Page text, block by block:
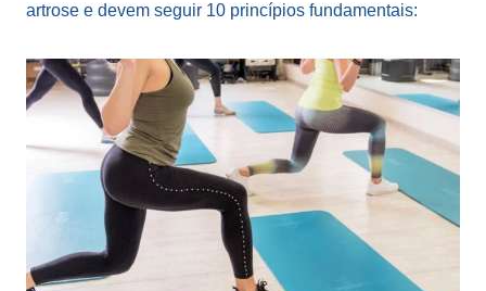
artrose e devem seguir 10 princípios fundamentais: